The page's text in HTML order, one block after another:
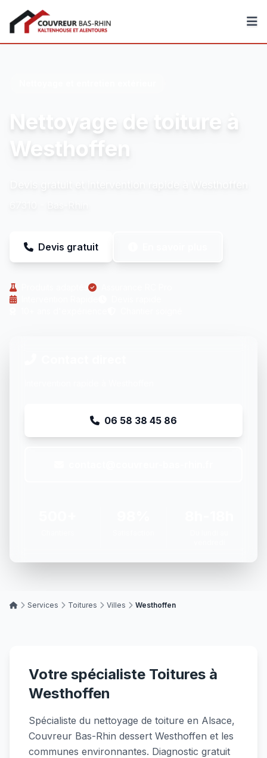
Couvreur Bas-Rhin
Nettoyage de toiture à
Westhoffen
Devis gratuit
06 58 38 45 86
Services Toitures Villes Westhoffen
Votre spécialiste Toitures à
Westhoffen
Spécialiste du nettoyage de toiture en Alsace,
Couvreur Bas-Rhin dessert Westhoffen et les
communes environnantes. Diagnostic gratuit